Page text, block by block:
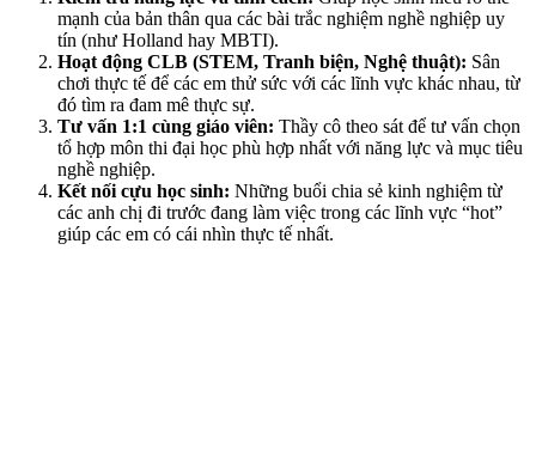
mạnh của bản thân qua các bài trắc nghiệm nghề nghiệp uy
tín (như Holland hay MBTI).
Hoạt động CLB (STEM, Tranh biện, Nghệ thuật): Sân
chơi thực tế để các em thử sức với các lĩnh vực khác nhau, từ
đó tìm ra đam mê thực sự.
Tư vấn 1:1 cùng giáo viên: Thầy cô theo sát để tư vấn chọn
tổ hợp môn thi đại học phù hợp nhất với năng lực và mục tiêu
nghề nghiệp.
Kết nối cựu học sinh: Những buổi chia sẻ kinh nghiệm từ
các anh chị đi trước đang làm việc trong các lĩnh vực “hot”
giúp các em có cái nhìn thực tế nhất.